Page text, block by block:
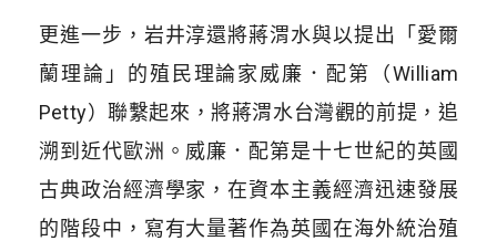
更進一步，岩井淳還將蔣渭水與以提出「愛爾
蘭理論」的殖民理論家威廉．配第（William
Petty）聯繫起來，將蔣渭水台灣觀的前提，追
溯到近代歐洲。威廉．配第是十七世紀的英國
古典政治經濟學家，在資本主義經濟迅速發展
的階段中，寫有大量著作為英國在海外統治殖